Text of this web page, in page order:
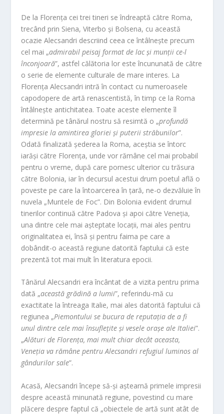
De la Florența cei trei tineri se îndreaptă către Roma,
trecând prin Siena, Viterbo și Bolsena, cu această
ocazie Alecsandri descriind ceea ce întâlnește precum
cel mai „admirabil peisaj format de lac și munții ce-l
înconjoară”, astfel călătoria lor este încununată de către
o serie de elemente culturale de mare interes. La
Florența Alecsandri intră în contact cu numeroasele
capodopere de artă renascentistă, în timp ce la Roma
întâlnește antichitatea. Toate aceste elemente îl
determină pe tânărul nostru să resimtă o „profundă
impresie la amintirea gloriei și puterii străbunilor”.
Odată finalizată șederea la Roma, aceștia se întorc
iarăși către Florența, unde vor rămâne cel mai probabil
pentru o vreme, după care pornesc ulterior cu trăsura
către Bolonia, iar în decursul acestui drum poetul află o
poveste pe care la întoarcerea în țară, ne-o dezvăluie în
nuvela „Muntele de Foc”. Din Bolonia evident drumul
tinerilor continuă către Padova și apoi către Veneția,
una dintre cele mai așteptate locații, mai ales pentru
originalitatea ei, însă și pentru faima pe care a
dobândit-o această regiune datorită faptului că este
prezentă tot mai mult în literatura epocii.
Tânărul Alecsandri era încântat de a vizita pentru prima
dată „această grădină a lumii”, referindu-mă cu
exactitate la întreaga Italie, mai ales datorită faptului că
regiunea „Piemontului se bucura de reputația de a fi
unul dintre cele mai însuflețite și vesele orașe ale Italiei”.
„Alături de Florența, mai mult chiar decât aceasta,
Veneția va rămâne pentru Alecsandri refugiul luminos al
gândurilor sale”.
Acasă, Alecsandri începe să-și aștearnă primele impresii
despre această minunată regiune, povestind cu mare
plăcere despre faptul că „obiectele de artă sunt atât de